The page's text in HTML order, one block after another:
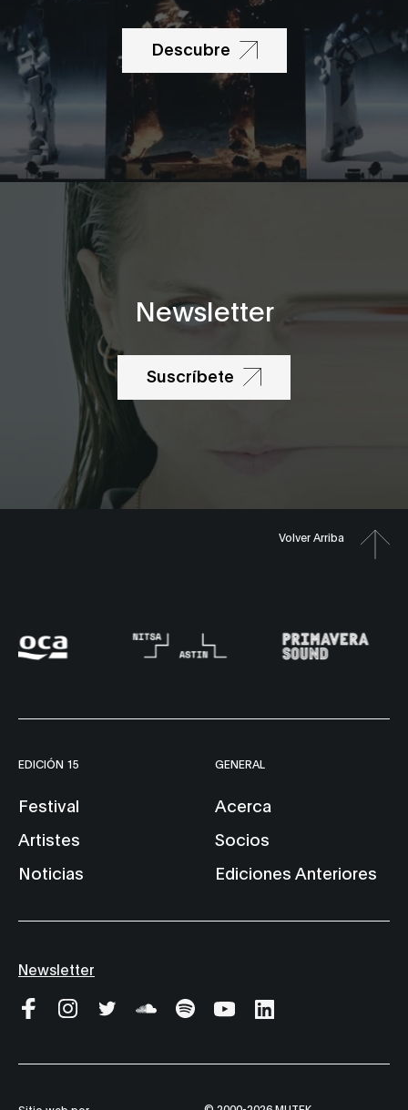
Descubre
Newsletter
Suscríbete
Volver Arriba
EDICIÓN 15
Festival
Artistes
Noticias
GENERAL
Acerca
Socios
Ediciones Anteriores
Newsletter